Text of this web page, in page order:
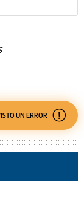
UN ERROR